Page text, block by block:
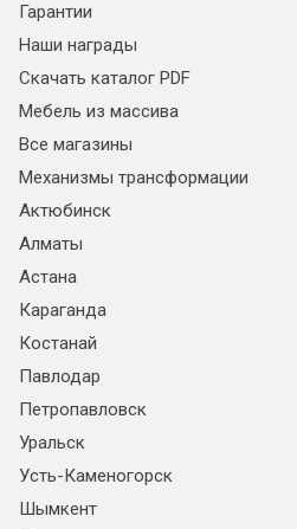
Гарантии
Наши награды
Скачать каталог PDF
Мебель из массива
Все магазины
Механизмы трансформации
Актюбинск
Алматы
Астана
Караганда
Костанай
Павлодар
Петропавловск
Уральск
Усть-Каменогорск
Шымкент